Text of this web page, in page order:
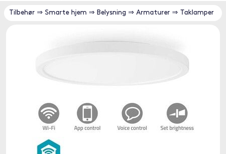
Tilbehør ⇒ Smarte hjem ⇒ Belysning ⇒ Armaturer ⇒ Taklamper